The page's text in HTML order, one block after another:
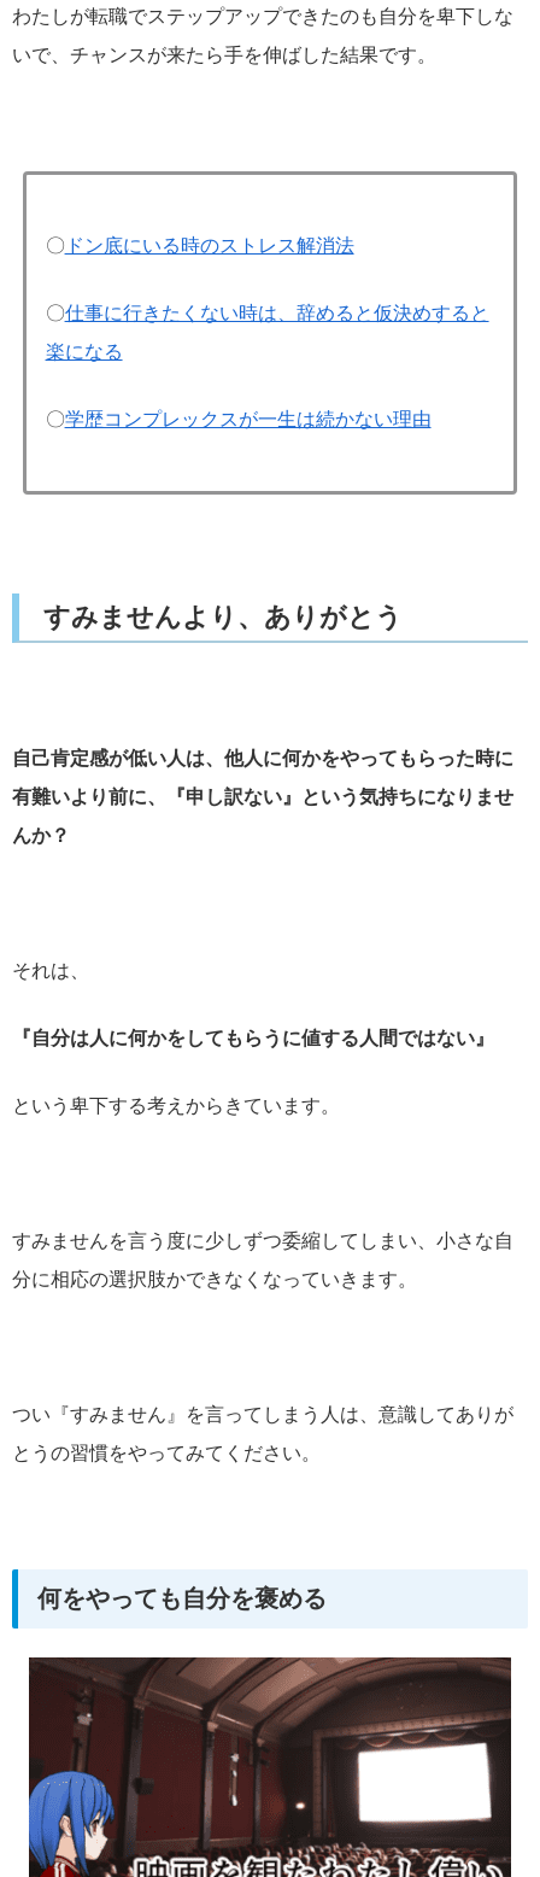
わたしが転職でステップアップできたのも自分を卑下しな
いで、チャンスが来たら手を伸ばした結果です。
〇 ドン底にいる時のストレス解消法
〇仕事に行きたくない時は、辞めると仮決めすると
楽になる
〇学歴コンプレックスが一生は続かない理由
すみませんより、ありがとう
自己肯定感が低い人は、他人に何かをやってもらった時に
有難いより前に、『申し訳ない』という気持ちになりませ
んか？
それは、
『自分は人に何かをしてもらうに値する人間ではない』
という卑下する考えからきています。
すみませんを言う度に少しずつ委縮してしまい、小さな自
分に相応の選択肢かできなくなっていきます。
つい『すみません』を言ってしまう人は、意識してありが
とうの習慣をやってみてください。
何をやっても自分を褒める